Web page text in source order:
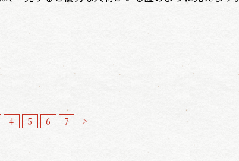
4 5 6 7 >